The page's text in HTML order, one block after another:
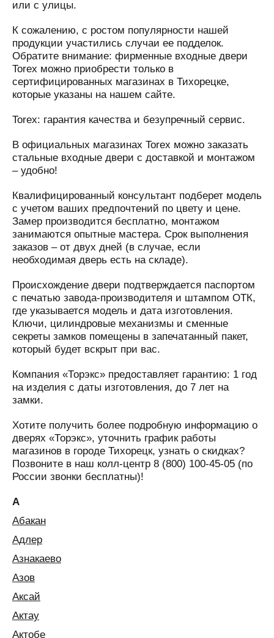
или с улицы.
К сожалению, с ростом популярности нашей
продукции участились случаи ее подделок.
Обратите внимание: фирменные входные двери
Torex можно приобрести только в
сертифицированных магазинах в Тихорецке,
которые указаны на нашем сайте.
Torex: гарантия качества и безупречный сервис.
В официальных магазинах Torex можно заказать
стальные входные двери с доставкой и монтажом
– удобно!
Квалифицированный консультант подберет модель
с учетом ваших предпочтений по цвету и цене.
Замер производится бесплатно, монтажом
занимаются опытные мастера. Срок выполнения
заказов – от двух дней (в случае, если
необходимая дверь есть на складе).
Происхождение двери подтверждается паспортом
с печатью завода-производителя и штампом ОТК,
где указывается модель и дата изготовления.
Ключи, цилиндровые механизмы и сменные
секреты замков помещены в запечатанный пакет,
который будет вскрыт при вас.
Компания «Торэкс» предоставляет гарантию: 1 год
на изделия с даты изготовления, до 7 лет на
замки.
Хотите получить более подробную информацию о
дверях «Торэкс», уточнить график работы
магазинов в городе Тихорецк, узнать о скидках?
Позвоните в наш колл-центр 8 (800) 100-45-05 (по
России звонки бесплатны)!
А
Абакан
Адлер
Азнакаево
Азов
Аксай
Актау
Актобе